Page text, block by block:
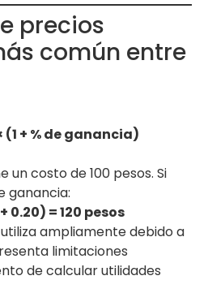
precios
común entre
(1 + % de ganancia)
un costo de 100 pesos. Si
ganancia:
0.20) = 120 pesos
ampliamente debido a
limitaciones
de calcular utilidades